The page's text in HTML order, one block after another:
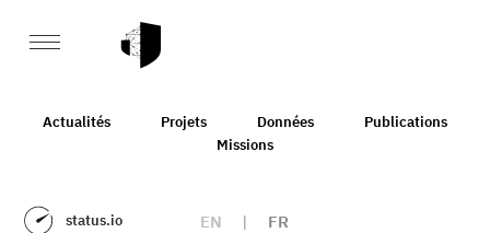
Actualités Projets Données
Publications
Missions
status.io EN | FR